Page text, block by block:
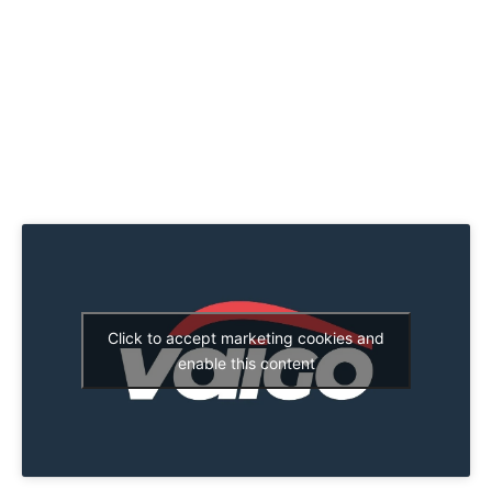
Click to accept marketing cookies and
enable this content